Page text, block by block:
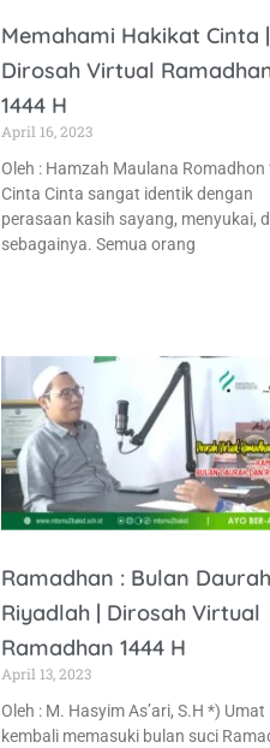
Memahami Hakikat Cinta |
Dirosah Virtual
1444 H
April 16, 2023
Oleh : Hamzah Maulana Romadhon
Cinta Cinta sangat identik dengan
perasaan kasih sayang, menyukai,
sebagainya. Semua orang
Ramadhan : Bulan
Riyadlah | Dirosah Virtual
Ramadhan 1444 H
April 13, 2023
Oleh : M. Hasyim As’ari, S.H *)
kembali memasuki bulan suci